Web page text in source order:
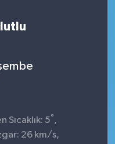
Sıcaklık: 5° ,
26 km/s,